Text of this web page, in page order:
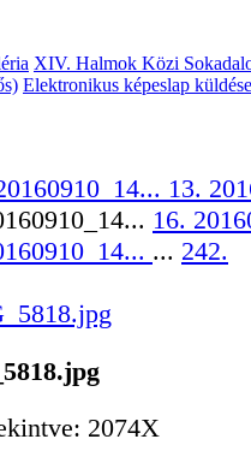
XIV. Halmok Közi
Elektronikus képeslap
13.
16.
... 242.
2074X